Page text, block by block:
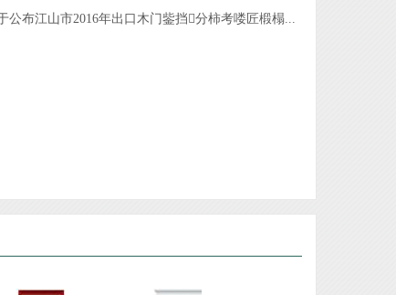
公布江山市2016年出口木门鈭挡分柿考喽匠椴榻...